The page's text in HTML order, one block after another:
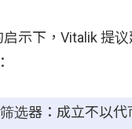
示下，Vitalik 提
选器：成立不以代